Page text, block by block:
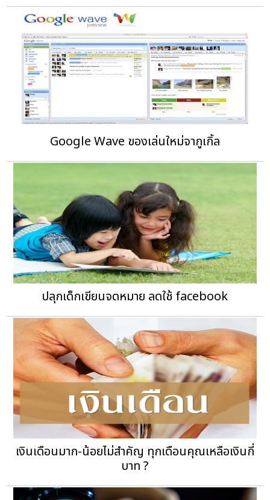
Google Wave ของเล่นใหม่จากูเกิ้ล
ปลุกเด็กเขียนจดหมาย ลดใช้ facebook
เงินเดือนมาก-น้อยไม่สำคัญ ทุกเดือนคุณเหลือเงินกี่
บาท ?